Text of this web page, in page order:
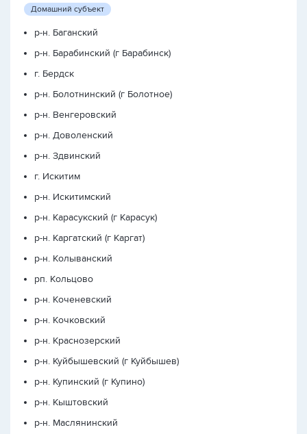
Домашний субъект
р-н. Баганский
р-н. Барабинский (г Барабинск)
г. Бердск
р-н. Болотнинский (г Болотное)
р-н. Венгеровский
р-н. Доволенский
р-н. Здвинский
г. Искитим
р-н. Искитимский
р-н. Карасукский (г Карасук)
р-н. Каргатский (г Каргат)
р-н. Колыванский
рп. Кольцово
р-н. Коченевский
р-н. Кочковский
р-н. Краснозерский
р-н. Куйбышевский (г Куйбышев)
р-н. Купинский (г Купино)
р-н. Кыштовский
р-н. Маслянинский